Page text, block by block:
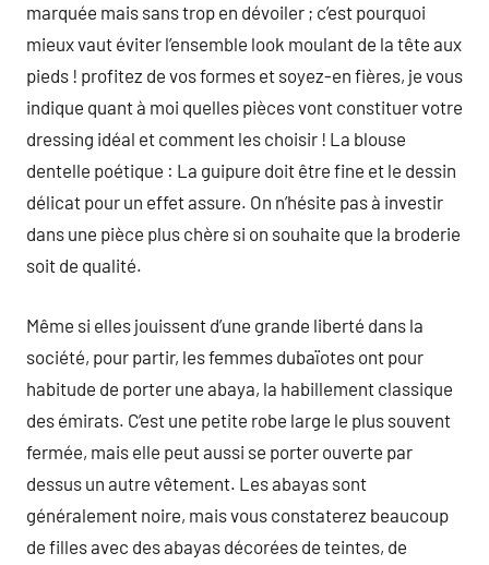
marquée mais sans trop en dévoiler ; c’est pourquoi
mieux vaut éviter l’ensemble look moulant de la tête aux
pieds ! profitez de vos formes et soyez-en fières, je vous
indique quant à moi quelles pièces vont constituer votre
dressing idéal et comment les choisir ! La blouse
dentelle poétique : La guipure doit être fine et le dessin
délicat pour un effet assure. On n’hésite pas à investir
dans une pièce plus chère si on souhaite que la broderie
soit de qualité.
Même si elles jouissent d’une grande liberté dans la
société, pour partir, les femmes dubaïotes ont pour
habitude de porter une abaya, la habillement classique
des émirats. C’est une petite robe large le plus souvent
fermée, mais elle peut aussi se porter ouverte par
dessus un autre vêtement. Les abayas sont
généralement noire, mais vous constaterez beaucoup
de filles avec des abayas décorées de teintes, de